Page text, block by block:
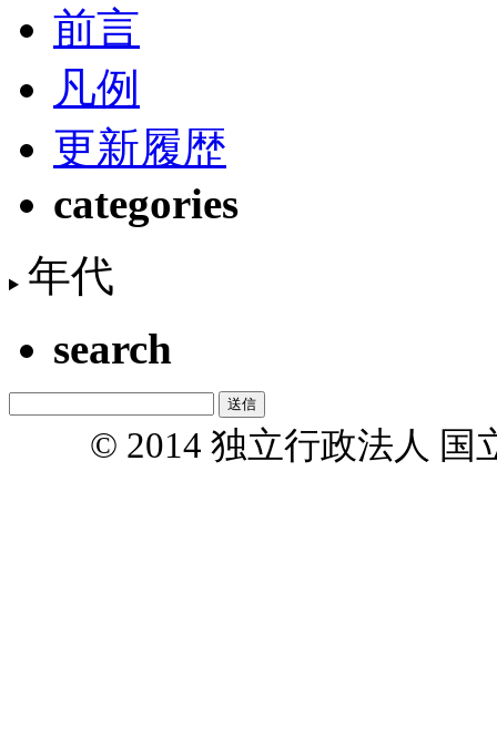
前言
凡例
更新履歴
categories
年代
search
© 2014 独立行政法人 国